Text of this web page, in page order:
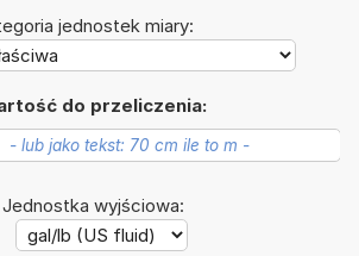
jednostek miary:
do przeliczenia:
Jednostka wyjściowa: